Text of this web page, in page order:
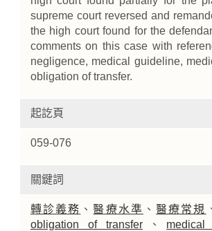
supreme court reversed and
the high court found for the
comments on this case with
negligence, medical guideline,
obligation of transfer.
起訖頁
059-076
關鍵詞
轉診義務 、醫療水準 、醫療常規
obligation of transfer、 medical